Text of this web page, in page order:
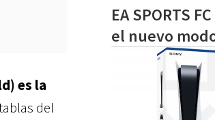
es la
del
EA SPORTS
el nuevo